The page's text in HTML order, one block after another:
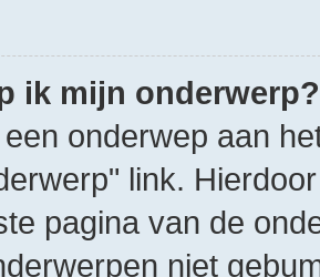
ik mijn onderwerp?
onderwep aan
link.
pagina van de
niet